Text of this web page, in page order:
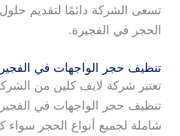
تسعى الشركة دائمًا لتقديم حلول
الحجر في الفجيرة.
تنظيف حجر الواجهات في
تعتبر شركة لايف كلين من
تنظيف حجر الواجهات في
شاملة لجميع أنواع الحجر سواء